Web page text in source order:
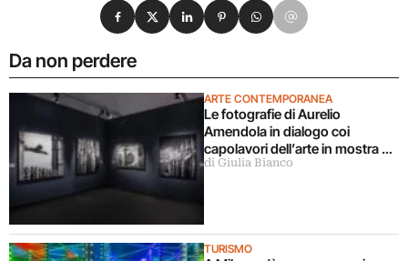
Da non perdere
ARTE CONTEMPORANEA
Le fotografie di Aurelio
Amendola in dialogo coi
capolavori dell’arte in mostra a
Milano
di Giulia Bianco
TURISMO
Condividi su Facebook
Condividi su X
Condividi su LinkedIn
Condividi su Pinterest
Condividi su WhatsApp
Condividi su Email